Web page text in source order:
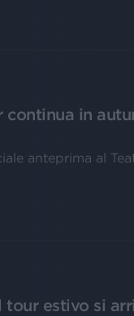
continua in
anteprima al
estivo si